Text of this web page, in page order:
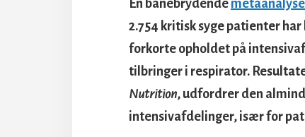
En banebrydende metaanalyse
2.754 kritisk syge patienter
forkorte opholdet på
tilbringer i respirator.
Nutrition, udfordrer den
intensivafdelinger, især for